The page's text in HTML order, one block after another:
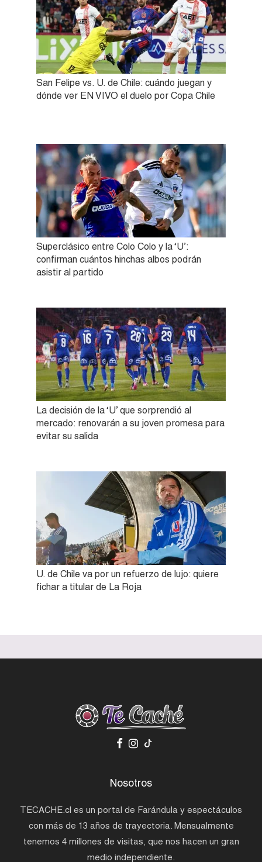
San Felipe vs. U. de Chile: cuándo juegan y
dónde ver EN VIVO el duelo por Copa Chile
Superclásico entre Colo Colo y la ‘U’:
confirman cuántos hinchas albos podrán
asistir al partido
La decisión de la ‘U’ que sorprendió al
mercado: renovarán a su joven promesa para
evitar su salida
U. de Chile va por un refuerzo de lujo: quiere
fichar a titular de La Roja
Nosotros
TECACHE.cl es un portal de Farándula y espectáculos
con más de 13 años de trayectoria. Mensualmente
tenemos 4 millones de visitas, que nos hacen un gran
medio independiente.